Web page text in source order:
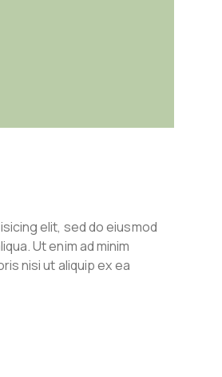
elit, sed do eiusmod
Ut enim ad minim
nisi ut aliquip ex ea